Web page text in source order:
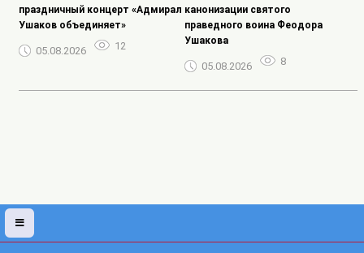
праздничный концерт «Адмирал
Ушаков объединяет»
05.08.2026 12
канонизации святого
праведного воина Феодора
Ушакова
05.08.2026 8